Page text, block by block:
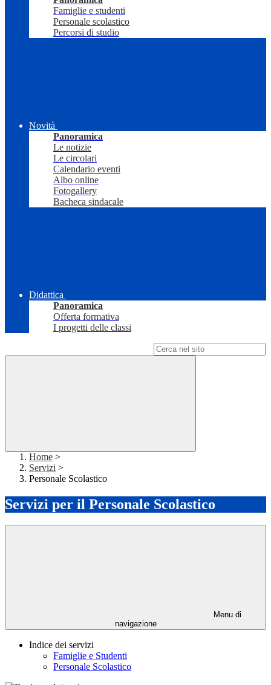
Famiglie e studenti
Personale scolastico
Percorsi di studio
Novità
Panoramica
Le notizie
Le circolari
Calendario eventi
Albo online
Fotogallery
Bacheca sindacale
Didattica
Panoramica
Offerta formativa
I progetti delle classi
Home >
Servizi >
Personale Scolastico
Servizi per il Personale Scolastico
Menu di
navigazione
Indice dei servizi
Famiglie e Studenti
Personale Scolastico